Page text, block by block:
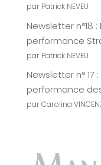
par Patrick NEVEU
Newsletter n°18
performance
par Patrick NEVEU
Newsletter n°
performance
par Carolina